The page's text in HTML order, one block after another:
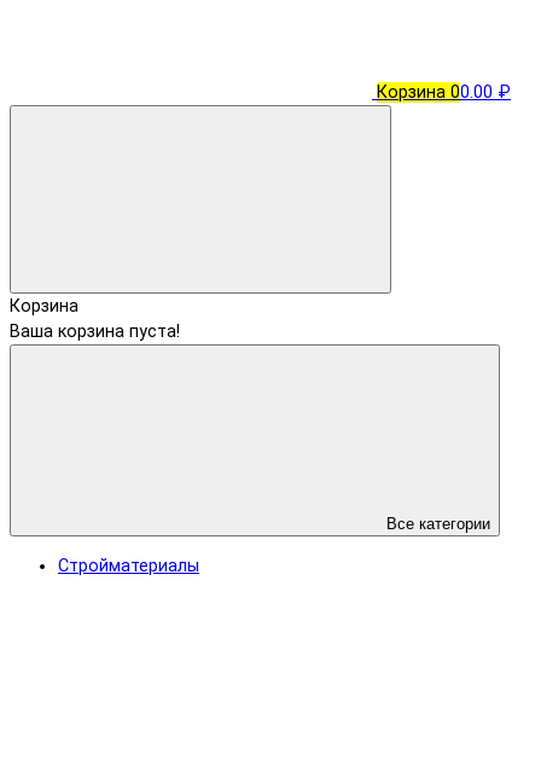
Корзина 00.00 ₽
Корзина
Ваша корзина пуста!
Все категории
Стройматериалы